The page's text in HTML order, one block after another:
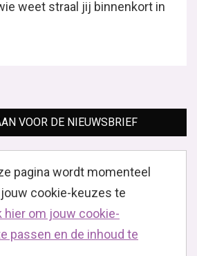
weet straal jij binnenkort in
VOOR DE NIEUWSBRIEF
pagina wordt momenteel
cookie-keuzes te
hier om jouw cookie-
passen en de inhoud te